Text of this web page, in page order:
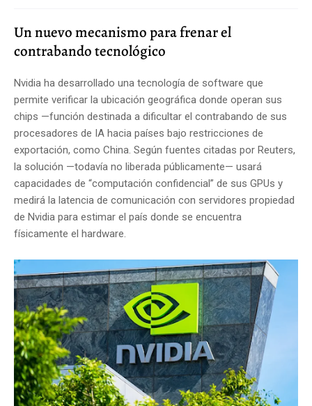
Un nuevo mecanismo para frenar el
contrabando tecnológico
Nvidia ha desarrollado una tecnología de software que
permite verificar la ubicación geográfica donde operan sus
chips —función destinada a dificultar el contrabando de sus
procesadores de IA hacia países bajo restricciones de
exportación, como China. Según fuentes citadas por Reuters,
la solución —todavía no liberada públicamente— usará
capacidades de “computación confidencial” de sus GPUs y
medirá la latencia de comunicación con servidores propiedad
de Nvidia para estimar el país donde se encuentra
físicamente el hardware.